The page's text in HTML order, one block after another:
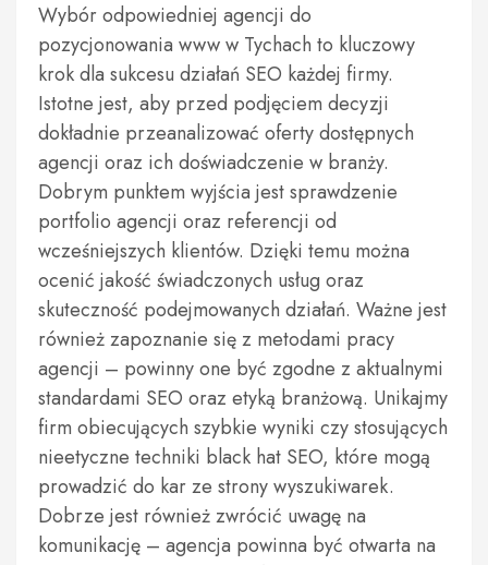
Wybór odpowiedniej agencji do
pozycjonowania www w Tychach to kluczowy
krok dla sukcesu działań SEO każdej firmy.
Istotne jest, aby przed podjęciem decyzji
dokładnie przeanalizować oferty dostępnych
agencji oraz ich doświadczenie w branży.
Dobrym punktem wyjścia jest sprawdzenie
portfolio agencji oraz referencji od
wcześniejszych klientów. Dzięki temu można
ocenić jakość świadczonych usług oraz
skuteczność podejmowanych działań. Ważne jest
również zapoznanie się z metodami pracy
agencji – powinny one być zgodne z aktualnymi
standardami SEO oraz etyką branżową. Unikajmy
firm obiecujących szybkie wyniki czy stosujących
nieetyczne techniki black hat SEO, które mogą
prowadzić do kar ze strony wyszukiwarek.
Dobrze jest również zwrócić uwagę na
komunikację – agencja powinna być otwarta na